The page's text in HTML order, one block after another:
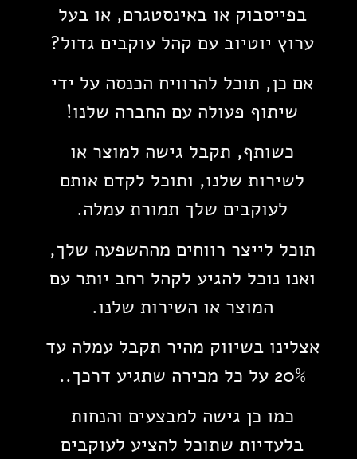
בפייסבוק או באינסטגרם, או בעל
ערוץ יוטיוב עם קהל עוקבים גדול?
אם כן, תוכל להרוויח הכנסה על ידי
שיתוף פעולה עם החברה שלנו!
כשותף, תקבל גישה למוצר או
לשירות שלנו, ותוכל לקדם אותם
לעוקבים שלך תמורת עמלה.
תוכל לייצר רווחים מההשפעה שלך,
ואנו נוכל להגיע לקהל רחב יותר עם
המוצר או השירות שלנו.
אצלינו בשיווק מהיר תקבל עמלה עד
20% על כל מכירה שתגיע דרכך..
כמו כן גישה למבצעים והנחות
בלעדיות שתוכל להציע לעוקבים